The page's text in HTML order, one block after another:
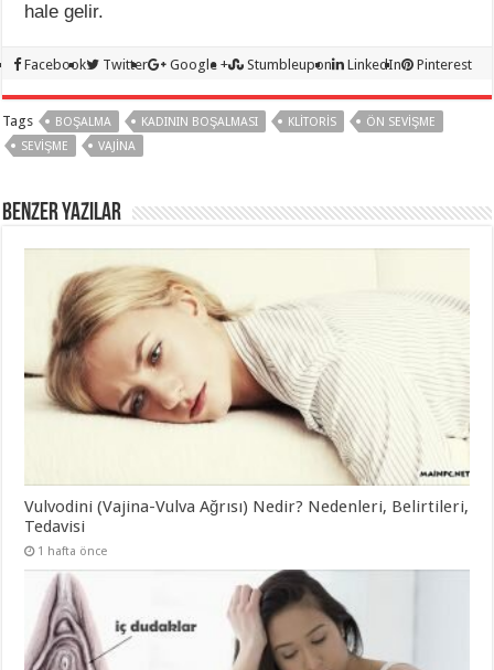
hale gelir.
Facebook Twitter Google + Stumbleupon LinkedIn Pinterest
Tags BOŞALMA KADININ BOŞALMASI KLITORIS
ÖN SEVIŞME
SEVIŞME
VAJINA
BENZER YAZILAR
Vulvodini (Vajina-Vulva Ağrısı) Nedir? Nedenleri, Belirtileri,
Tedavisi
1 hafta önce